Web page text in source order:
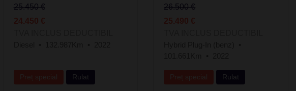
25.450 €
24.450 €
Preț special Rulat
26.500 €
25.490 €
Preț special Rulat